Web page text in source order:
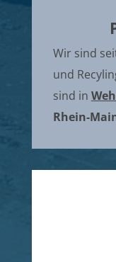
Wir sind
und
sind in
Rhein-